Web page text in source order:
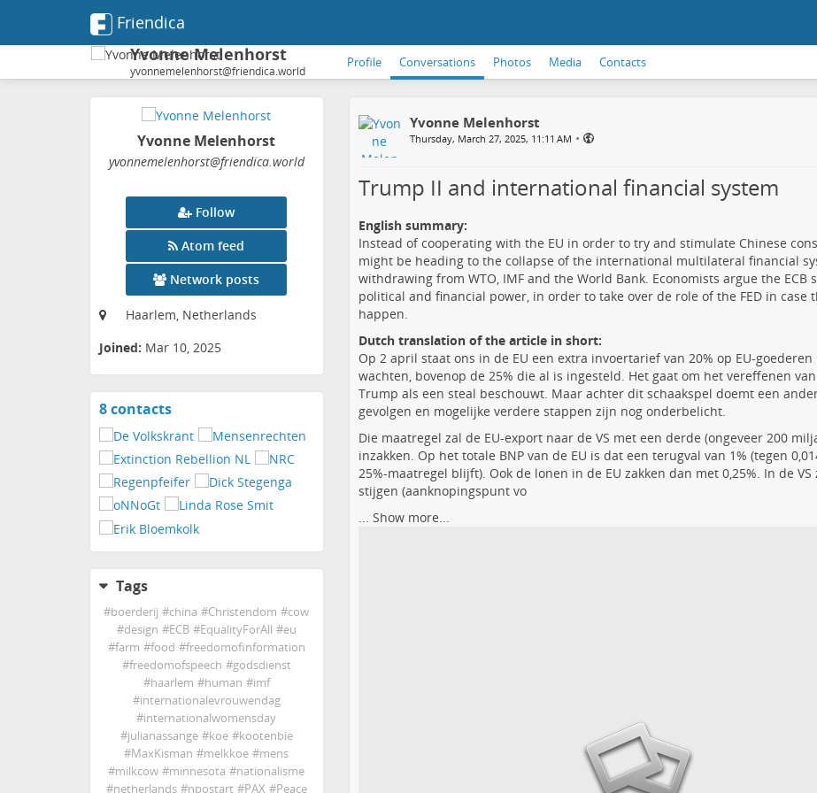
Friendica
Yvonne Melenhorst
yvonnemelenhorst@friendica.world
Profile Conversations Photos Media Contacts
Yvonne Melenhorst
yvonnemelenhorst@friendica.world
Follow
Atom feed
Network posts
Haarlem, Netherlands
Joined: Mar 10, 2025
8 contactsView
contacts
Tags
#boerderij #china #Christendom #cow
#design #ECB #EqualityForAll #eu
#farm #food #freedomofinformation
#freedomofspeech #godsdienst
#haarlem #human #imf
#internationalevrouwendag
#internationalwomensday
#julianassange #koe #kootenbie
#MaxKisman #melkkoe #mens
#milkcow #minnesota #nationalisme
#netherlands #npostart #PAX #Peace
Yvonne Melenhorst
Thursday, March 27, 2025, 11:11 AM •
Trump II and international financial system
English summary:
Instead of cooperating with the EU in order to try and stimulate Chinese
might be heading to the collapse of the international multilateral financial
withdrawing from WTO, IMF and the World Bank. Economists argue the ECB
political and financial power, in order to take over de role of the FED in case
happen.
Dutch translation of the article in short:
Op 2 april staat ons in de EU een extra invoertarief van 20% op EU-goederen
wachten, bovenop de 25% die al is ingesteld. Het gaat om het vereffenen van
Trump als een steal beschouwt. Maar achter dit schaakspel doemt een
gevolgen en mogelijke verdere stappen zijn nog onderbelicht.
Die maatregel zal de EU-export naar de VS met een derde (ongeveer 200
inzakken. Op het totale BNP van de EU is dat een terugval van 1% (tegen
25%-maatregel blijft). Ook de lonen in de EU zakken dan met 0,25%. In de VS
stijgen (aanknopingspunt vo
... Show more...